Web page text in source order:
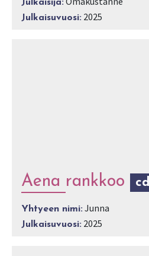
Julkaisija:
Julkaisuvuosi: 2025
Aena rankkoo cd
Yhtyeen nimi: Junna
Julkaisuvuosi: 2025